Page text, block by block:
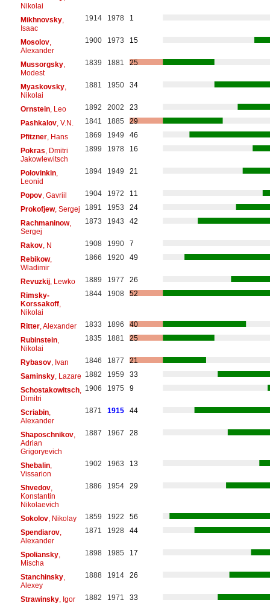
Nikolai
Mikhnovsky,
Isaac
1914 1978 1
Mosolov,
Alexander
1900 1973 15
Mussorgsky,
Modest
1839 1881 25
Myaskovsky,
Nikolai
1881 1950 34
Ornstein, Leo 1892 2002
23
Pashkalov, V.N. 1841 1885
29
Pfitzner, Hans 1869 1949
46
Pokras , Dmitri
Jakowlewitsch
1899 1978 16
Polovinkin,
Leonid
1894 1949 21
Popov, Gavriil 1904 1972
11
Prokofjew, Sergej 1891 1953
24
Rachmaninow,
Sergej
1873 1943 42
Rakov, N 1908 1990
7
Rebikow,
Wladimir
1866 1920 49
Revuzkij, Lewko 1889 1977
26
Rimsky-
Korssakoff,
Nikolai
1844 1908 52
Ritter, Alexander 1833 1896
40
Rubinstein,
Nikolai
1835 1881 25
Rybasov, Ivan 1846 1877
21
Saminsky, Lazare 1882 1959
33
Schostakowitsch,
Dimitri
1906 1975 9
Scriabin,
Alexander
1871 1915 44
Shaposchnikov,
Adrian
Grigoryevich
1887 1967 28
Shebalin,
Vissarion
1902 1963 13
Shvedov,
Konstantin
Nikolaevich
1886 1954 29
Sokolov, Nikolay 1859 1922
56
Spendiarov,
Alexander
1871 1928 44
Spoliansky,
Mischa
1898 1985 17
Stanchinsky,
Alexey
1888 1914 26
Strawinsky, Igor 1882 1971
33